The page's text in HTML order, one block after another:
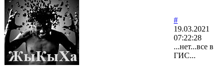
#
19.03.2021
07:22:28
...нет...все в
ГИС...